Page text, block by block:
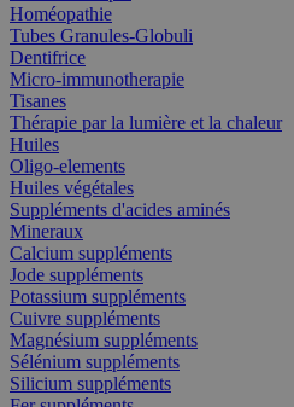
Homéopathie
Tubes Granules-Globuli
Dentifrice
Micro-immunotherapie
Tisanes
Thérapie par la lumière et la chaleur
Huiles
Oligo-elements
Huiles végétales
Suppléments d'acides aminés
Mineraux
Calcium suppléments
Jode suppléments
Potassium suppléments
Cuivre suppléments
Magnésium suppléments
Sélénium suppléments
Silicium suppléments